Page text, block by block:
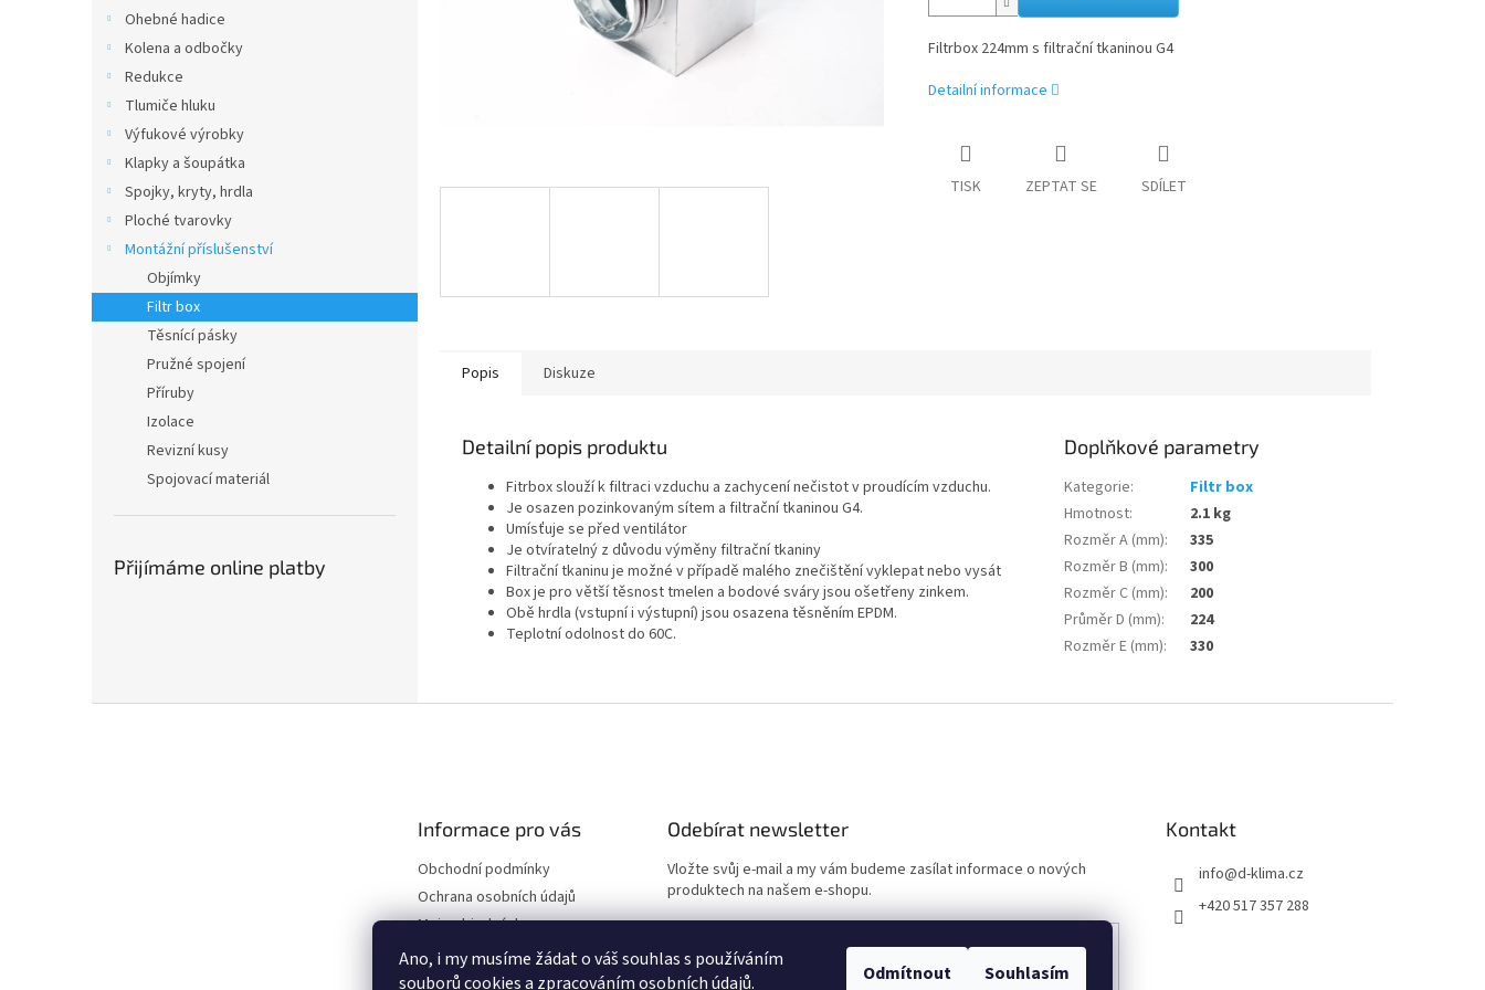
Ano, i my musíme žádat o váš souhlas s používáním
souborů cookies a zpracováním osobních údajů.
Odmítnout Souhlasím
Ohebné hadice
Kolena a odbočky
Redukce
Tlumiče hluku
Výfukové výrobky
Klapky a šoupátka
Spojky, kryty, hrdla
Ploché tvarovky
Montážní příslušenství
Objímky
Filtr box
Těsnící pásky
Pružné spojení
Příruby
Izolace
Revizní kusy
Spojovací materiál
Přijímáme online platby
Filtrbox 224mm s filtrační tkaninou G4
Detailní informace
TISK ZEPTAT SE SDÍLET
Popis Diskuze
Detailní popis produktu
Fitrbox slouží k filtraci vzduchu a zachycení nečistot v proudícím vzduchu.
Je osazen pozinkovaným sítem a filtrační tkaninou G4.
Umísťuje se před ventilátor
Je otvíratelný z důvodu výměny filtrační tkaniny
Filtrační tkaninu je možné v případě malého znečištění vyklepat nebo vysát
Box je pro větší těsnost tmelen a bodové sváry jsou ošetřeny zinkem.
Obě hrdla (vstupní i výstupní) jsou osazena těsněním EPDM.
Teplotní odolnost do 60C.
Doplňkové parametry
Kategorie:
Filtr box
Hmotnost:
2.1 kg
Rozměr A (mm):
335
Rozměr B (mm):
300
Rozměr C (mm):
200
Průměr D (mm):
224
Rozměr E (mm): 330
Informace pro vás
Obchodní podmínky
Ochrana osobních údajů
Moje objednávka
Odebírat newsletter
Vložte svůj e-mail a my vám budeme zasílat informace o nových
produktech na našem e-shopu.
Kontakt
info@d-klima.cz
+420 517 357 288